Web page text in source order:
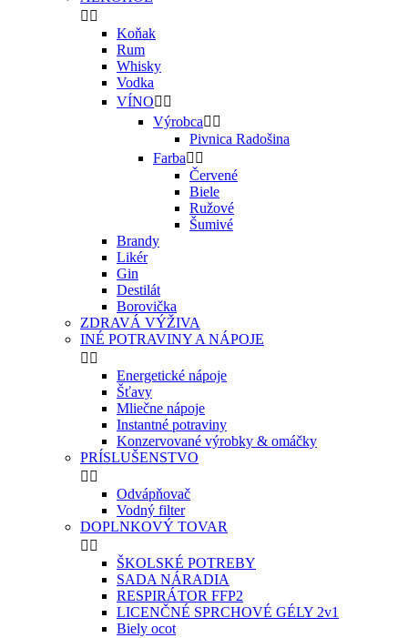
 
Koňak
Rum
Whisky
Vodka
VÍNO 
Výrobca 
Pivnica Radošina
Farba 
Červené
Biele
Ružové
Šumivé
Brandy
Likér
Gin
Destilát
Borovička
ZDRAVÁ VÝŽIVA
INÉ POTRAVINY A NÁPOJE
 
Energetické nápoje
Šťavy
Mliečne nápoje
Instantné potraviny
Konzervované výrobky & omáčky
PRÍSLUŠENSTVO
 
Odvápňovač
Vodný filter
DOPLNKOVÝ TOVAR
 
ŠKOLSKÉ POTREBY
SADA NÁRADIA
RESPIRÁTOR FFP2
LICENČNÉ SPRCHOVÉ GÉLY 2v1
Biely ocot